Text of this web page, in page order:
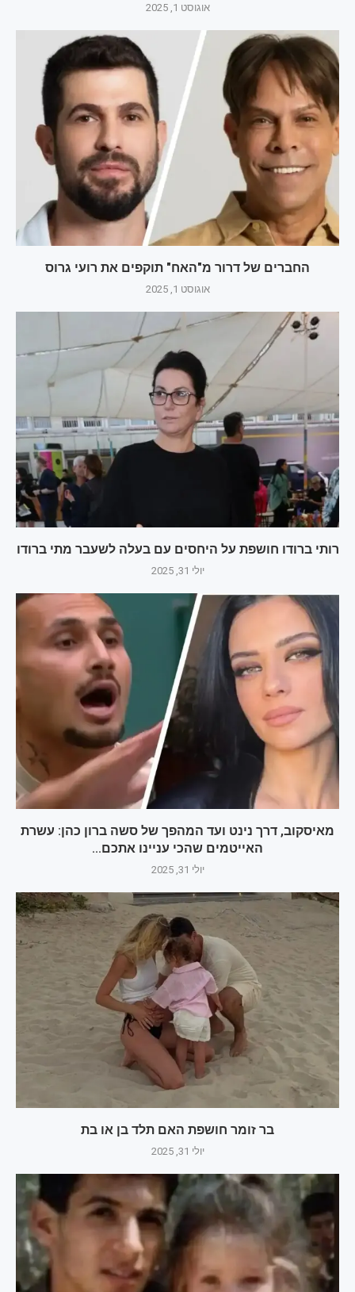
אוגוסט 1, 2025
החברים של דרור מ"האח" תוקפים את רועי גרוס
אוגוסט 1, 2025
רותי ברודו חושפת על היחסים עם בעלה לשעבר מתי ברודו
יולי 31, 2025
מאיסקוב, דרך נינט ועד המהפך של סשה ברון כהן: עשרת
האייטמים שהכי עניינו אתכם...
יולי 31, 2025
בר זומר חושפת האם תלד בן או בת
יולי 31, 2025